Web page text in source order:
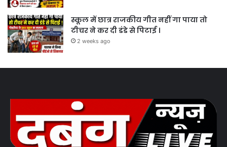
स्कूल में छात्र राजकीय गीत नहीं गा पाया तो
टीचर ने कर दी डंडे से पिटाई ।
2 weeks ago